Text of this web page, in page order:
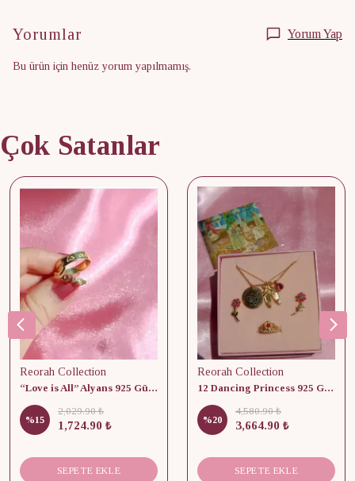
Yorumlar Yorum Yap
Bu ürün için henüz yorum yapılmamış.
Çok Satanlar
Reorah Collection
“Love is All” Alyans 925 Gümüş - Medium Beden
%15
2,029.90 ₺
1,724.90 ₺
SEPETE EKLE
Reorah Collection
12 Dancing Princess 925 Gümüş/ Kolye, Küpe ve Yüzük Set
%20
4,580.90 ₺
3,664.90 ₺
SEPETE EKLE